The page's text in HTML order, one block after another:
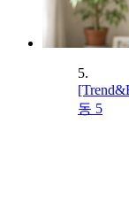
5.
동 5